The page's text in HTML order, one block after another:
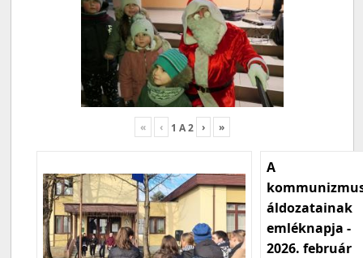
« ‹ 1 A2 › »
A
áldozatainak
emléknapja -
2026. február